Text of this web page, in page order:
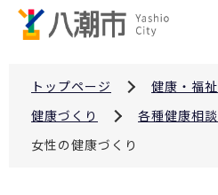
トップページ 健康・福祉
健康づくり
各種健康相談
女性の健康づくり